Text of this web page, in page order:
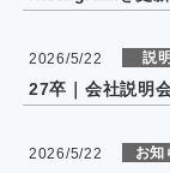
2026/5/22 説
27卒｜会社説明
2026/5/22 お知